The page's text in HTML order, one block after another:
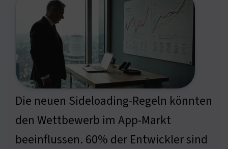
Die neuen Sideloading-Regeln könnten
den Wettbewerb im App-Markt
beeinflussen. 60% der Entwickler sind